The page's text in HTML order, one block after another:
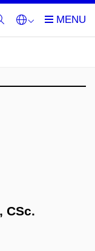
CSc.